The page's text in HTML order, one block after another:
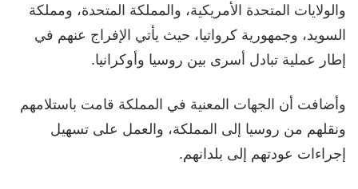
والولايات المتحدة الأمريكية، والمملكة المتحدة، ومملكة
السويد، وجمهورية كرواتيا، حيث يأتي الإفراج عنهم في
إطار عملية تبادل أسرى بين روسيا وأوكرانيا.
وأضافت أن الجهات المعنية في المملكة قامت باستلامهم
ونقلهم من روسيا إلى المملكة، والعمل على تسهيل
إجراءات عودتهم إلى بلدانهم.